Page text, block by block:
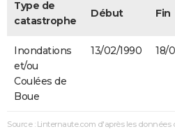
Type de
catastrophe
Début Fin
Inondations
et/ou
Coulées de
Boue
13/02/1990 18/
Source : Linternaute.com d'après les données